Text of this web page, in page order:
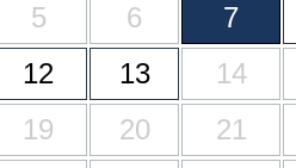
5 6 7
12 13 14
19 20 21